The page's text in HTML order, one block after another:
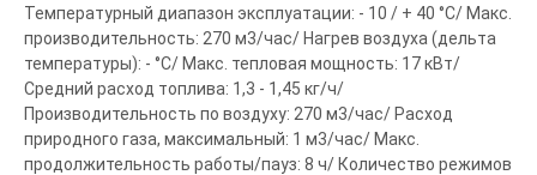
Температурный диапазон эксплуатации: - 10 / + 40 °С/ Макс.
производительность: 270 м3/час/ Нагрев воздуха (дельта
температуры): - °С/ Макс. тепловая мощность: 17 кВт/
Средний расход топлива: 1,3 - 1,45 кг/ч/
Производительность по воздуху: 270 м3/час/ Расход
природного газа, максимальный: 1 м3/час/ Макс.
продолжительность работы/пауз: 8 ч/ Количество режимов